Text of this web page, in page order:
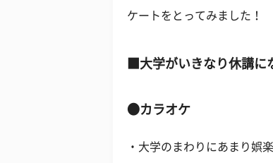
ケートをとってみました！
■大学がいきなり休講に
●カラオケ
・大学のまわりにあまり娯